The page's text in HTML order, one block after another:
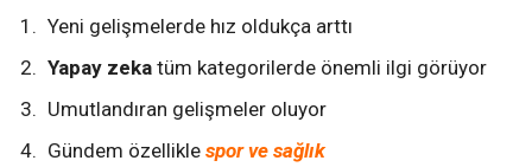
Yeni gelişmelerde hız oldukça arttı
Yapay zeka tüm kategorilerde önemli ilgi görüyor
Umutlandıran gelişmeler oluyor
Gündem özellikle spor ve sağlık